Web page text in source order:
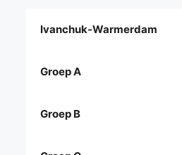
Ivanchuk-Warmerdam
Groep A
Groep B